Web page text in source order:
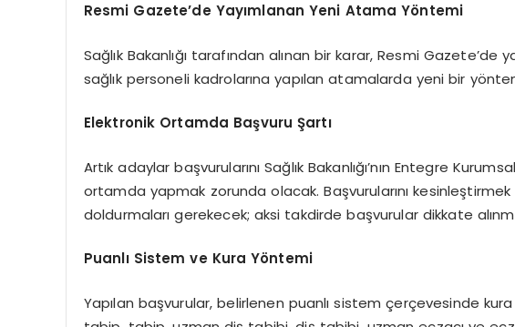
Resmi Gazete’de Yayımlanan Yeni Atama Yöntemi
Sağlık Bakanlığı tarafından alınan bir karar, Resmi
sağlık personeli kadrolarına yapılan atamalarda yeni bir
Elektronik Ortamda Başvuru Şartı
Artık adaylar başvurularını Sağlık Bakanlığı’nın Entegre
ortamda yapmak zorunda olacak. Başvurularını
doldurmaları gerekecek; aksi takdirde başvurular dikkate
Puanlı Sistem ve Kura Yöntemi
Yapılan başvurular, belirlenen puanlı sistem çerçevesinde